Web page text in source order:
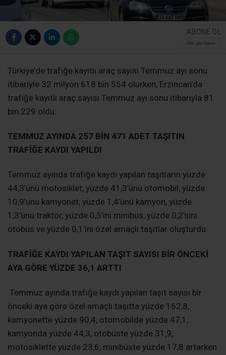
ABONE OL
Türkiye’de trafiğe kayıtlı araç sayısı Temmuz ayı sonu
itibariyle 32 milyon 618 bin 554 olurken, Erzincan’da
trafiğe kayıtlı araç sayısı Temmuz ayı sonu itibarıyla 81
bin 229 oldu.
TEMMUZ AYINDA 257 BİN 471 ADET TAŞITIN
TRAFİĞE KAYDI YAPILDI
Temmuz ayında trafiğe kaydı yapılan taşıtların yüzde
44,3’ünü motosiklet, yüzde 41,3’ünü otomobil, yüzde
10,9’unu kamyonet, yüzde 1,4’ünü kamyon, yüzde
1,3’ünü traktör, yüzde 0,5’ini minibüs, yüzde 0,2’sini
otobüs ve yüzde 0,1’ini özel amaçlı taşıtlar oluşturdu.
TRAFİĞE KAYDI YAPILAN TAŞIT SAYISI BİR ÖNCEKİ
AYA GÖRE YÜZDE 36,1 ARTTI
Temmuz ayında trafiğe kaydı yapılan taşıt sayısı bir
önceki aya göre özel amaçlı taşıtta yüzde 162,8,
kamyonette yüzde 90,4, otomobilde yüzde 47,1,
kamyonda yüzde 44,3, otobüste yüzde 31,9,
motosiklette yüzde 23,6, minibüste yüzde 17,8 artarken